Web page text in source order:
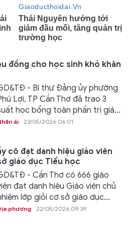
đồng cho học sinh khó khăn
- Bí thư Đảng ủy phường
Lợi, TP Cần Thơ đã trao 3
học bổng toàn phần trị giá...
ái 23/05/2026 06:01
cô đạt danh hiệu giáo viên
giáo dục Tiểu học
- Cần Thơ có 666 giáo
đạt danh hiệu Giáo viên chủ
lớp giỏi cơ sở giáo dục...
phương 22/05/2026 09:39